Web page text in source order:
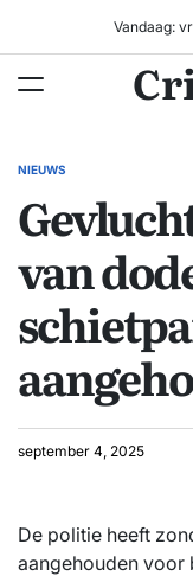
inhoud
Vandaag:
GEPLAATST
NIEUWS
van
september 4, 2025
De politie heeft
aangehouden voor